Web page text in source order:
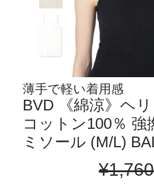
薄手で軽い着用感
BVD 《綿涼》ヘ
コットン100％ 強
ミソール (M/L)
¥1,760